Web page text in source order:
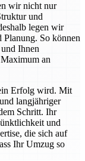
wir nicht nur
und
legen wir
So können
Ihnen
an
Erfolg wird. Mit
langjähriger
Schritt. Ihr
und
die sich auf
Ihr Umzug so